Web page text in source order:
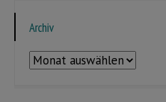
Archiv
Archiv